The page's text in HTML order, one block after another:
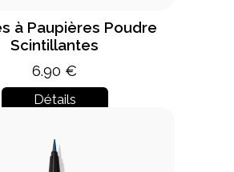
à Paupières Poudre
Scintillantes
6.90 €
Détails